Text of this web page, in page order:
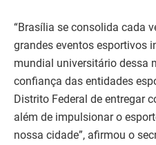
“Brasília se consolida cada
grandes eventos esportivos
mundial universitário dessa
confiança das entidades
Distrito Federal de entregar
além de impulsionar o
nossa cidade”, afirmou o